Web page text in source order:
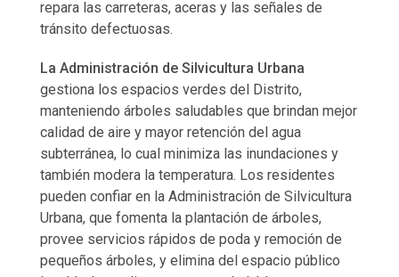
repara las carreteras, aceras y las señales de
tránsito defectuosas.
La Administración de Silvicultura Urbana
gestiona los espacios verdes del Distrito,
manteniendo árboles saludables que brindan mejor
calidad de aire y mayor retención del agua
subterránea, lo cual minimiza las inundaciones y
también modera la temperatura. Los residentes
pueden confiar en la Administración de Silvicultura
Urbana, que fomenta la plantación de árboles,
provee servicios rápidos de poda y remoción de
pequeños árboles, y elimina del espacio público